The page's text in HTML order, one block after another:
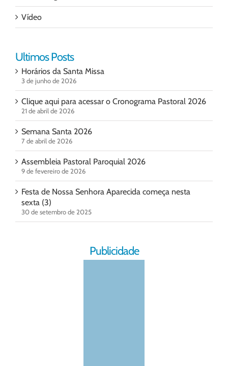
Vídeo
Ultimos Posts
Horários da Santa Missa
3 de junho de 2026
Clique aqui para acessar o Cronograma Pastoral 2026
21 de abril de 2026
Semana Santa 2026
7 de abril de 2026
Assembleia Pastoral Paroquial 2026
9 de fevereiro de 2026
Festa de Nossa Senhora Aparecida começa nesta
sexta (3)
30 de setembro de 2025
Publicidade